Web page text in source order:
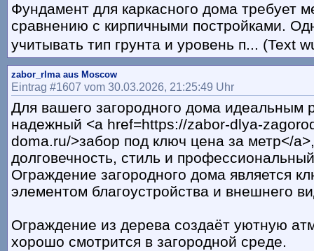
Фундамент для каркасного дома требует
сравнению с кирпичными постройками.
учитывать тип грунта и уровень п... (Text
zabor_rlma aus Moscow
Eintrag #1607 vom 30.03.2026, 21:25:49 Uhr
Для вашего загородного дома идеальным
надежный <a href=https://zabor-dlya-
doma.ru/>забор под ключ цена за метр</
долговечность, стиль и
Ограждение загородного дома является
элементом благоустройства и внешнего
Ограждение из дерева создаёт уютную
хорошо смотрится в загородной среде.